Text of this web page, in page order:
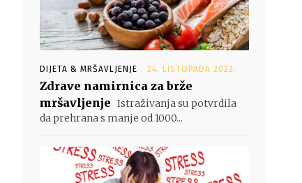
DIJETA & MRŠAVLJENJE 24. LISTOPADA 2022.
Zdrave namirnica za brže
mršavljenje Istraživanja su potvrdila
da prehrana s manje od 1000...